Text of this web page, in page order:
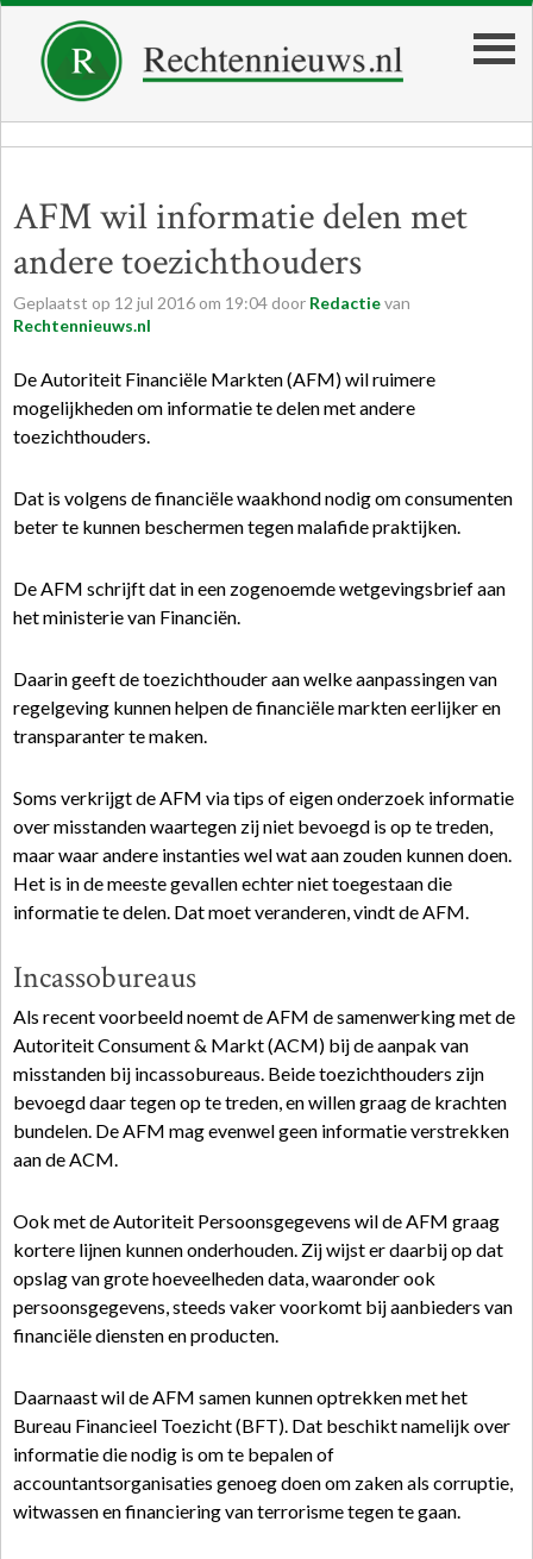
AFM wil informatie delen met
andere toezichthouders
Geplaatst op 12 jul 2016 om 19:04 door Redactievan
Rechtennieuws.nl
De Autoriteit Financiële Markten (AFM) wil ruimere
mogelijkheden om informatie te delen met andere
toezichthouders.
Dat is volgens de financiële waakhond nodig om consumenten
beter te kunnen beschermen tegen malafide praktijken.
De AFM schrijft dat in een zogenoemde wetgevingsbrief aan
het ministerie van Financiën.
Daarin geeft de toezichthouder aan welke aanpassingen van
regelgeving kunnen helpen de financiële markten eerlijker en
transparanter te maken.
Soms verkrijgt de AFM via tips of eigen onderzoek informatie
over misstanden waartegen zij niet bevoegd is op te treden,
maar waar andere instanties wel wat aan zouden kunnen doen.
Het is in de meeste gevallen echter niet toegestaan die
informatie te delen. Dat moet veranderen, vindt de AFM.
Incassobureaus
Als recent voorbeeld noemt de AFM de samenwerking met de
Autoriteit Consument & Markt (ACM) bij de aanpak van
misstanden bij incassobureaus. Beide toezichthouders zijn
bevoegd daar tegen op te treden, en willen graag de krachten
bundelen. De AFM mag evenwel geen informatie verstrekken
aan de ACM.
Ook met de Autoriteit Persoonsgegevens wil de AFM graag
kortere lijnen kunnen onderhouden. Zij wijst er daarbij op dat
opslag van grote hoeveelheden data, waaronder ook
persoonsgegevens, steeds vaker voorkomt bij aanbieders van
financiële diensten en producten.
Daarnaast wil de AFM samen kunnen optrekken met het
Bureau Financieel Toezicht (BFT). Dat beschikt namelijk over
informatie die nodig is om te bepalen of
accountantsorganisaties genoeg doen om zaken als corruptie,
witwassen en financiering van terrorisme tegen te gaan.